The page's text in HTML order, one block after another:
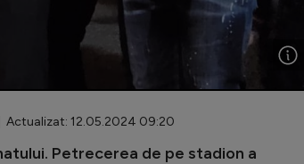
12.05.2024 09:20
Petrecerea de pe stadion a